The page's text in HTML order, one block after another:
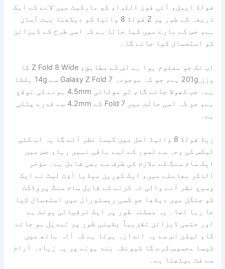
فولڈ ایبل، آئی فون الٹرا، کو مارکیٹ میں لانے کے ایک
ذریعہ کے طور پر Z فولڈ 8 وائیڈ کو دیکھنا بہت آسان
ہے، جس کے بارے میں کہا جاتا ہے کہ اسی طرح کے ڈیزائن
کو استعمال کیا جائے گا۔
اب تک جو معلوم ہوا ہے اس کے مطابق، Z Fold 8 Wide کا
وزن 201g ہے، جو کہ موجودہ Galaxy Z Fold 7 سے 14g ہلکا
ہے۔ جب کھولا جائے گا، تو موٹائی 4.5mm ہونے کی توقع
ہے، جو کہ اسی حالت میں Fold 7 کے 4.2mm سے قدرے پتلی
ہے۔
زیڈ فولڈ 8 وائیڈ اصل میں کیسا نظر آئے گا یہ اب کئی
لیکس کی وجہ سے تصور کے لیے باقی نہیں رہا، جس میں
ایک سام سنگ کے ملازم کی طرف سے بھی شامل ہے۔ مؤخر
الذکر معاملے میں، ایک کورین میڈیا آؤٹ لیٹ نے ایک
وسیع نظر آنے والی تہ کرنے کے قابل سام سنگ پروڈکٹ
کو جنگل میں دیکھا جو کسی ریستوران میں استعمال کیا
جا رہا تھا۔ یہ ممکنہ طور پر ایک ترقیاتی یونٹ ہے
اور حتمی ڈیزائن تقریباً یقینی طور پر تبدیل ہو جائے
گا، لیکن اس سے یہ اندازہ ہوتا ہے کہ آلہ ہاتھ میں
کیسا محسوس کرے گا کیونکہ بند ہونے پر یہ زیادہ آرام
سے فٹ بیٹھتا ہے۔